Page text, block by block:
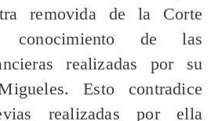
removida de la Corte
conocimiento de las
realizadas por su
Esto contradice
realizadas por ella